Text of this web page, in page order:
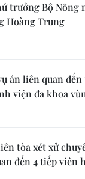
trưởng Bộ Nông
Hoàng Trung
án liên quan đến
viện đa khoa
tòa xét xử
đến 4 tiếp viên